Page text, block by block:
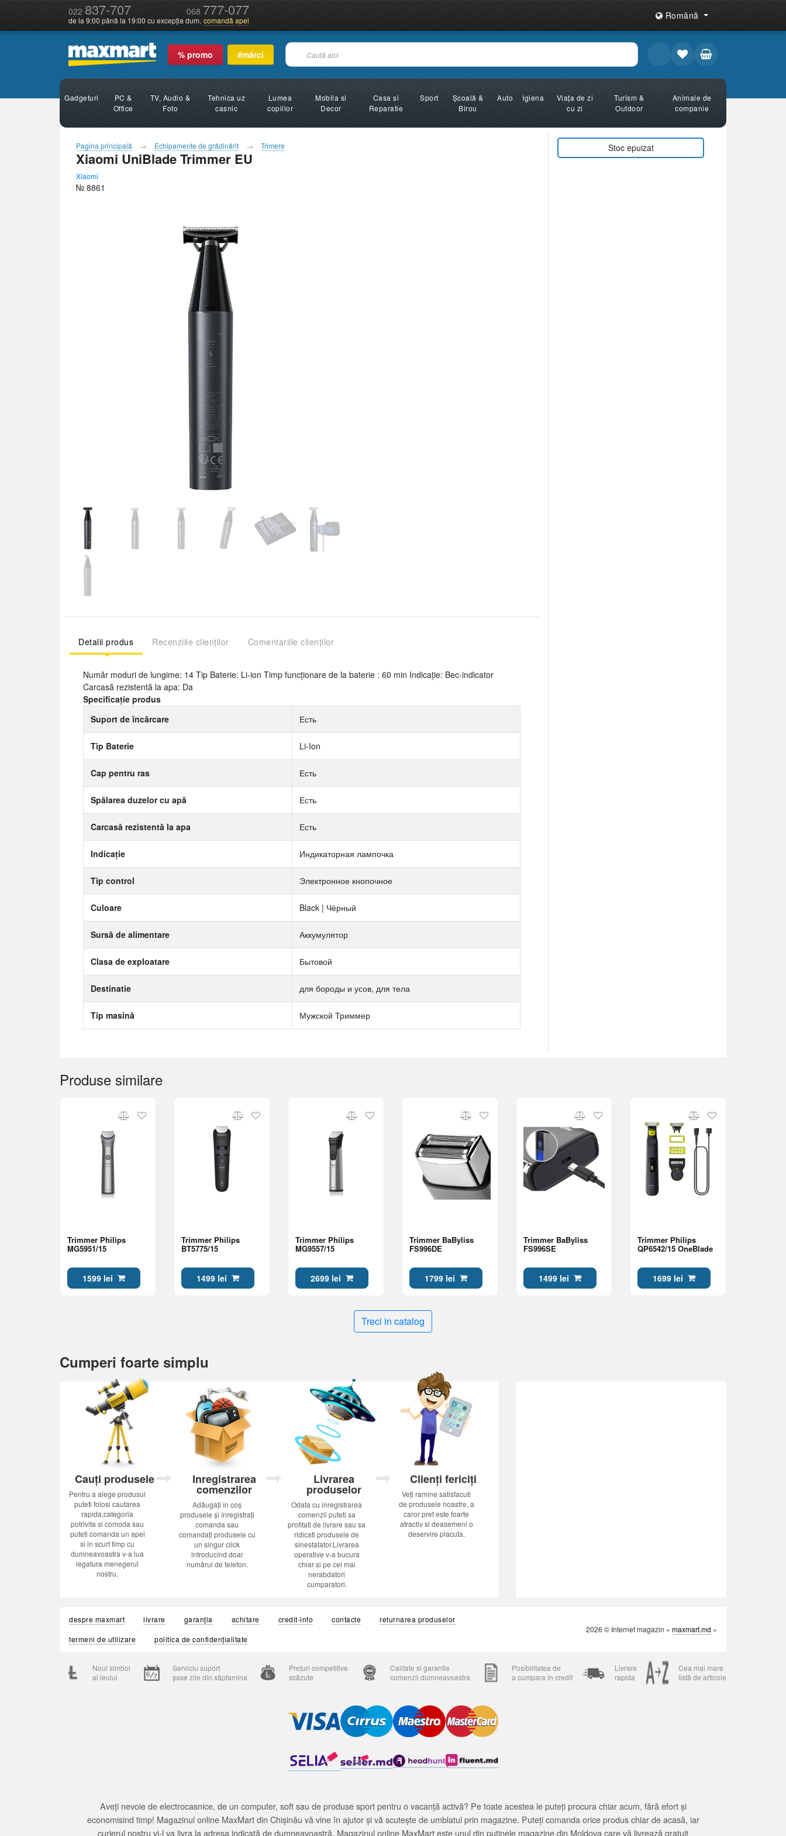
022 837-707 068 777-077
de la 9:00 până la 19:00 cu excepția dum. comandă apel Română
% promo #mărci
Gadgeturi
PC &
Office
TV, Audio &
Foto
Tehnica uz
casnic
Lumea
copiilor
Mobila si
Decor
Casa si
Reparatie
Sport
Şcoală &
Birou
Auto Igiena
Viața de zi
cu zi
Turism &
Outdoor
Animale de
companie
Pagina principală Echipamente de grădinărit Trimere
Xiaomi UniBlade Trimmer EU
Xiaomi
№ 8861
Detalii produs Recenziile clienților Comentariile clienților
Număr moduri de lungime: 14 Tip Baterie: Li-ion Timp funcționare de la baterie : 60 min Indicaţie: Bec-indicator
Carcasă rezistentă la apa: Da
Specificație produs
Suport de încărcare
Есть
Tip Baterie Li-Ion
Cap pentru ras Есть
Spălarea duzelor cu apă Есть
Carcasă rezistentă la apa Есть
Indicaţie Индикаторная лампочка
Tip control Электронное кнопочное
Culoare Black | Чёрный
Sursă de alimentare Аккумулятор
Clasa de exploatare Бытовой
Destinatie для бороды и усов, для тела
Tip masină Мужской Триммер
Stoc epuizat
Produse similare
Trimmer Philips
MG5951/15
1599 lei
Trimmer Philips
BT5775/15
1499 lei
Trimmer Philips
MG9557/15
2699 lei
Trimmer BaByliss
FS996DE
1799 lei
Trimmer BaByliss
FS996SE
1499 lei
Trimmer Philips
QP6542/15 OneBlade
1699 lei
Treci in catalog
Cumperi foarte simplu
Cauți produsele
Pentru a alege produsul
puteti folosi cautarea
rapida,categoria
potrivita si comoda sau
puteti comanda un apel
si in scurt timp cu
dumneavoastra v-a lua
legatura menegerul
nostru.
Inregistrarea
comenzilor
Adăugați în coș
produsele și înregistrați
comanda sau
comandați produsele cu
un singur click
introducînd doar
numărul de telefon.
Livrarea
produselor
Odata cu inregistrarea
comenzii puteti sa
profitati de livrare sau sa
ridicati produsele de
sinestatator.Livrarea
operative v-a bucura
chiar si pe cei mai
nerabdatori
cumparatori.
Clienți fericiți
Veți ramine satisfacuti
de produsele noastre, a
caror pret este foarte
atractiv si deasemeni o
deservire placuta.
despre maxmart livrare garanția achitare credit-info contacte
returnarea produselor
termeni de utilizare
politica de confidențialitate
2026 © Internet magazin « maxmart.md »
Noul simbol
al leului
Serviciu suport
șase zile din săptamina
Prețuri competitive
scăzute
Calitate si garantie
comenzii dumneavoastra
Posibilitatea de
a cumpara in credit
Livrare
rapida
Cea mai mare
listă de articole
Aveți nevoie de electrocasnice, de un computer, soft sau de produse sport pentru o vacanță activă? Pe toate acestea le puteți procura chiar acum, fără efort și
economisind timp! Magazinul online MaxMart din Chișinău vă vine în ajutor și vă scutește de umblatul prin magazine. Puteți comanda orice produs chiar de acasă, iar
curierul nostru vi-l va livra la adresa indicată de dumneavoastră. Magazinul online MaxMart este unul din puținele magazine din Moldova care vă livrează gratuit